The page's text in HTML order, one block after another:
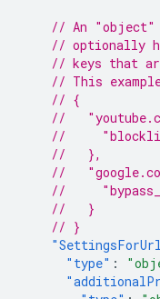
// An "object"
// optionally
// keys that
// This
// {
//
//
//   },
//
//
//   }
// }
"type" :